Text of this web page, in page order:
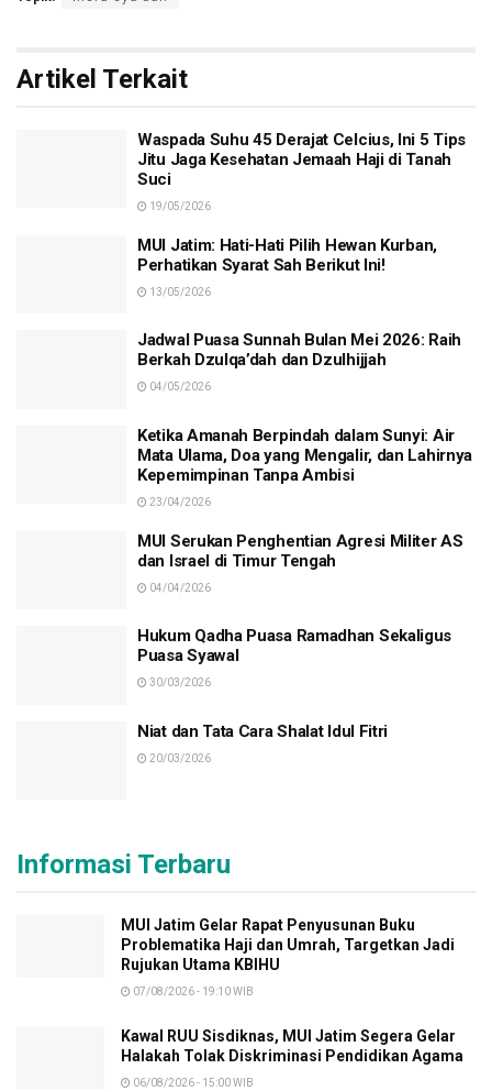
Artikel Terkait
Waspada Suhu 45 Derajat Celcius, Ini 5 Tips
Jitu Jaga Kesehatan Jemaah Haji di Tanah
Suci
19/05/2026
MUI Jatim: Hati-Hati Pilih Hewan Kurban,
Perhatikan Syarat Sah Berikut Ini!
13/05/2026
Jadwal Puasa Sunnah Bulan Mei 2026: Raih
Berkah Dzulqa’dah dan Dzulhijjah
04/05/2026
Ketika Amanah Berpindah dalam Sunyi: Air
Mata Ulama, Doa yang Mengalir, dan Lahirnya
Kepemimpinan Tanpa Ambisi
23/04/2026
MUI Serukan Penghentian Agresi Militer AS
dan Israel di Timur Tengah
04/04/2026
Hukum Qadha Puasa Ramadhan Sekaligus
Puasa Syawal
30/03/2026
Niat dan Tata Cara Shalat Idul Fitri
20/03/2026
Informasi Terbaru
MUI Jatim Gelar Rapat Penyusunan Buku
Problematika Haji dan Umrah, Targetkan Jadi
Rujukan Utama KBIHU
07/08/2026 - 19:10 WIB
Kawal RUU Sisdiknas, MUI Jatim Segera Gelar
Halakah Tolak Diskriminasi Pendidikan Agama
06/08/2026 - 15:00 WIB